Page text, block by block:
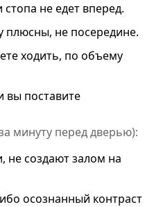
не едет вперед.
плюсны, не посередине.
ходить, по объему
вы поставите
минуту перед дверью):
не создают залом на
осознанный контраст